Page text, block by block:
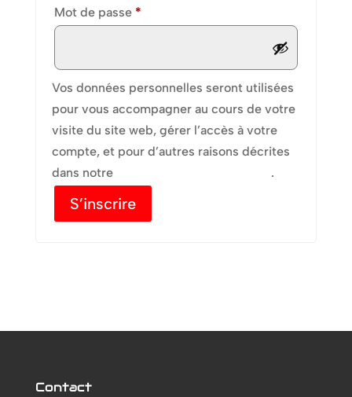
Mot de passe *Obligatoire
Vos données personnelles seront utilisées
pour vous accompagner au cours de votre
visite du site web, gérer l’accès à votre
compte, et pour d’autres raisons décrites
dans notre
.
S’inscrire
Contact